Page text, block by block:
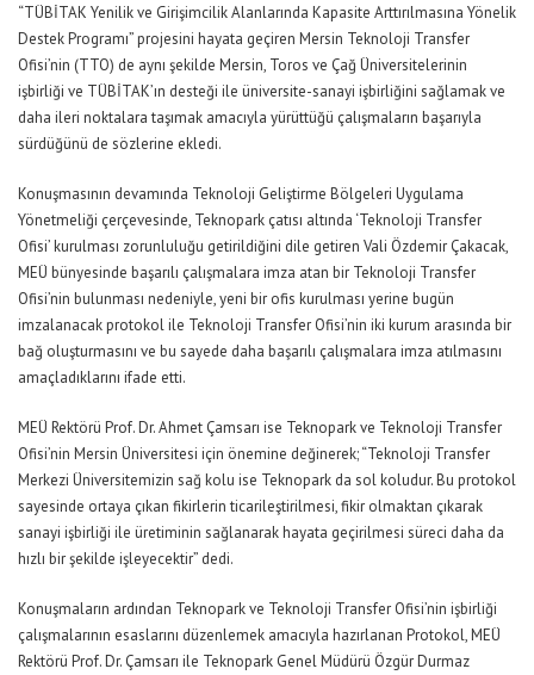
“TÜBİTAK Yenilik ve Girişimcilik Alanlarında Kapasite Arttırılmasına Yönelik
Destek Programı” projesini hayata geçiren Mersin Teknoloji Transfer
Ofisi’nin (TTO) de aynı şekilde Mersin, Toros ve Çağ Üniversitelerinin
işbirliği ve TÜBİTAK’ın desteği ile üniversite-sanayi işbirliğini sağlamak ve
daha ileri noktalara taşımak amacıyla yürüttüğü çalışmaların başarıyla
sürdüğünü de sözlerine ekledi.
Konuşmasının devamında Teknoloji Geliştirme Bölgeleri Uygulama
Yönetmeliği çerçevesinde, Teknopark çatısı altında ‘Teknoloji Transfer
Ofisi’ kurulması zorunluluğu getirildiğini dile getiren Vali Özdemir Çakacak,
MEÜ bünyesinde başarılı çalışmalara imza atan bir Teknoloji Transfer
Ofisi’nin bulunması nedeniyle, yeni bir ofis kurulması yerine bugün
imzalanacak protokol ile Teknoloji Transfer Ofisi’nin iki kurum arasında bir
bağ oluşturmasını ve bu sayede daha başarılı çalışmalara imza atılmasını
amaçladıklarını ifade etti.
MEÜ Rektörü Prof. Dr. Ahmet Çamsarı ise Teknopark ve Teknoloji Transfer
Ofisi’nin Mersin Üniversitesi için önemine değinerek; “Teknoloji Transfer
Merkezi Üniversitemizin sağ kolu ise Teknopark da sol koludur. Bu protokol
sayesinde ortaya çıkan fikirlerin ticarileştirilmesi, fikir olmaktan çıkarak
sanayi işbirliği ile üretiminin sağlanarak hayata geçirilmesi süreci daha da
hızlı bir şekilde işleyecektir” dedi.
Konuşmaların ardından Teknopark ve Teknoloji Transfer Ofisi’nin işbirliği
çalışmalarının esaslarını düzenlemek amacıyla hazırlanan Protokol, MEÜ
Rektörü Prof. Dr. Çamsarı ile Teknopark Genel Müdürü Özgür Durmaz